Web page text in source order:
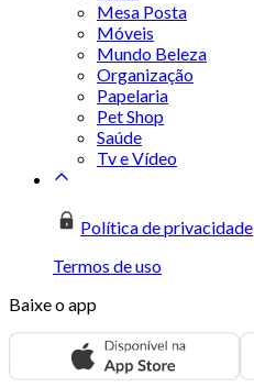
Mesa Posta
Móveis
Mundo Beleza
Organização
Papelaria
Pet Shop
Saúde
Tv e Vídeo
Política de privacidade
Termos de uso
Baixe o app